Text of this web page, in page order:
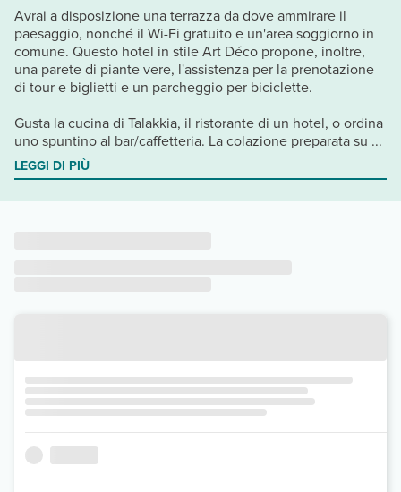
Avrai a disposizione una terrazza da dove ammirare il
paesaggio, nonché il Wi-Fi gratuito e un'area soggiorno in
comune. Questo hotel in stile Art Déco propone, inoltre,
una parete di piante vere, l'assistenza per la prenotazione
di tour e biglietti e un parcheggio per biciclette.
Gusta la cucina di Talakkia, il ristorante di un hotel, o ordina
uno spuntino al bar/caffetteria. La colazione preparata su ...
LEGGI DI PIÙ